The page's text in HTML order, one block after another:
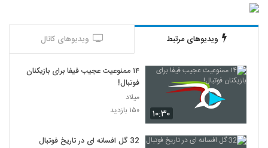
ویدیوهای مرتبط ویدیوهای کانال
۱۰:۳۰
۱۴ ممنوعیت عجیب فیفا برای بازیکنان
فوتبال!
میلاد
۱۵۰ بازدید
32 گل افسانه ای در تاریخ فوتبال